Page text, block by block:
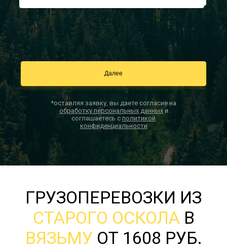
*оставляя заявку, вы даете согласие на
обработку персональных данныхи
соглашаетесь с политикой
конфиденциальности
ГРУЗОПЕРЕВОЗКИ ИЗ
СТАРОГО ОСКОЛАВ
ВЯЗЬМУ ОТ 1608 РУБ.